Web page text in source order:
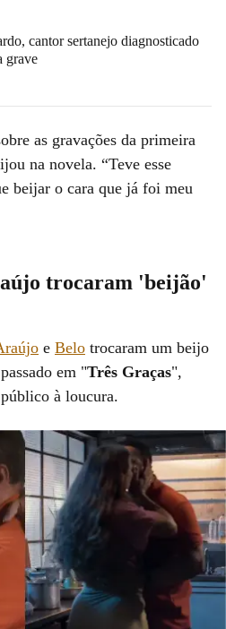
cantor sertanejo diagnosticado
grave
as gravações da primeira
na novela. “Teve esse
beijar o cara que já foi meu
trocaram 'beijão'
e Belo trocaram um beijo
em "Três Graças",
à loucura.